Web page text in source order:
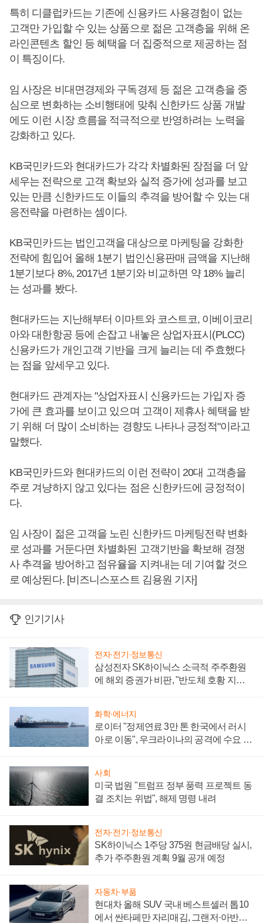
특히 디클럽카드는 기존에 신용카드 사용경험이 없는
고객만 가입할 수 있는 상품으로 젊은 고객층을 위해 온
라인콘텐츠 할인 등 혜택을 더 집중적으로 제공하는 점
이 특징이다.
임 사장은 비대면경제와 구독경제 등 젊은 고객층을 중
심으로 변화하는 소비행태에 맞춰 신한카드 상품 개발
에도 이런 시장 흐름을 적극적으로 반영하려는 노력을
강화하고 있다.
KB국민카드와 현대카드가 각각 차별화된 장점을 더 앞
세우는 전략으로 고객 확보와 실적 증가에 성과를 보고
있는 만큼 신한카드도 이들의 추격을 방어할 수 있는 대
응전략을 마련하는 셈이다.
KB국민카드는 법인고객을 대상으로 마케팅을 강화한
전략에 힘입어 올해 1분기 법인신용판매 금액을 지난해
1분기보다 8%, 2017년 1분기와 비교하면 약 18% 늘리
는 성과를 봤다.
현대카드는 지난해부터 이마트와 코스트코, 이베이코리
아와 대한항공 등에 손잡고 내놓은 상업자표시(PLCC)
신용카드가 개인고객 기반을 크게 늘리는 데 주효했다
는 점을 앞세우고 있다.
현대카드 관계자는 "상업자표시 신용카드는 가입자 증
가에 큰 효과를 보이고 있으며 고객이 제휴사 혜택을 받
기 위해 더 많이 소비하는 경향도 나타나 긍정적"이라고
말했다.
KB국민카드와 현대카드의 이런 전략이 20대 고객층을
주로 겨냥하지 않고 있다는 점은 신한카드에 긍정적이
다.
임 사장이 젊은 고객을 노린 신한카드 마케팅전략 변화
로 성과를 거둔다면 차별화된 고객기반을 확보해 경쟁
사 추격을 방어하고 점유율을 지켜내는 데 기여할 것으
로 예상된다. [비즈니스포스트 김용원 기자]
인기기사
전자·전기·정보통신
삼성전자 SK하이닉스 소극적 주주환원
에 해외 증권가 비판, "반도체 호황 지속
화학·에너지
로이터 "정제연료 3만 톤 한국에서 러시
아로 이동", 우크라이나의 공격에 수요 늘
사회
미국 법원 "트럼프 정부 풍력 프로젝트 동
결 조치는 위법", 해제 명령 내려
전자·전기·정보통신
SK하이닉스 1주당 375원 현금배당 실시,
추가 주주환원 계획 9월 공개 예정
자동차·부품
현대차 올해 SUV 국내 베스트셀러 톱10
에서 싼타페만 자리매김, 그랜저·아반떼